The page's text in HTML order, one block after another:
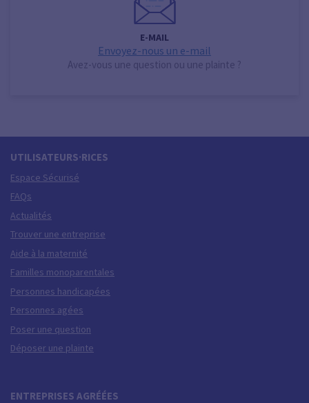
E-MAIL
Envoyez-nous un e-mail
Avez-vous une question ou une plainte ?
UTILISATEURS·RICES
Espace Sécurisé
FAQs
Actualités
Trouver une entreprise
Aide à la maternité
Familles monoparentales
Personnes handicapées
Personnes agées
Poser une question
Déposer une plainte
ENTREPRISES AGRÉÉES